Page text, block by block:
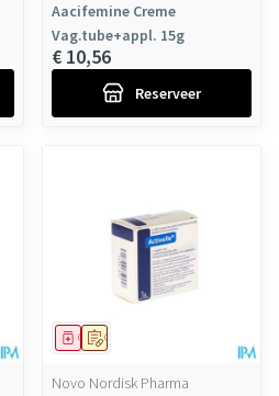
Aacifemine Creme
Vag.tube+appl. 15g
€ 10,56
Reserveer
Op voorschrift
Geneesmiddel
Novo Nordisk Pharma